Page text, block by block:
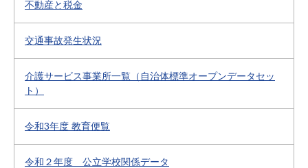
不動産と税金
交通事故発生状況
介護サービス事業所一覧（自治体標準オープンデータセッ
ト）
令和3年度 教育便覧
令和２年度 公立学校関係データ